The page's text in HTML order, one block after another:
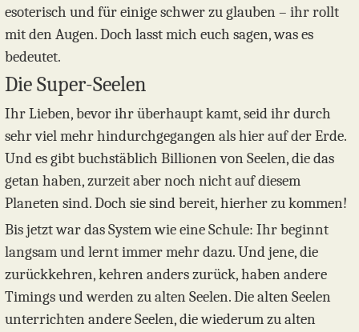
esoterisch und für einige schwer zu glauben – ihr rollt
mit den Augen. Doch lasst mich euch sagen, was es
bedeutet.
Die Super-Seelen
Ihr Lieben, bevor ihr überhaupt kamt, seid ihr durch
sehr viel mehr hindurchgegangen als hier auf der Erde.
Und es gibt buchstäblich Billionen von Seelen, die das
getan haben, zurzeit aber noch nicht auf diesem
Planeten sind. Doch sie sind bereit, hierher zu kommen!
Bis jetzt war das System wie eine Schule: Ihr beginnt
langsam und lernt immer mehr dazu. Und jene, die
zurückkehren, kehren anders zurück, haben andere
Timings und werden zu alten Seelen. Die alten Seelen
unterrichten andere Seelen, die wiederum zu alten